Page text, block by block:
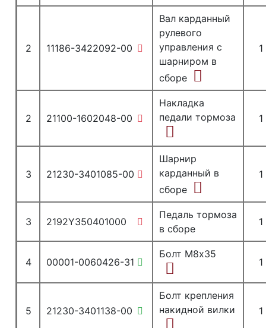
2 11186-3422092-00
Вал карданный
рулевого
управления с
шарниром в
сборе
1
2 21100-1602048-00
Накладка
педали тормоза
1
3 21230-3401085-00
Шарнир
карданный в
сборе
1
3 2192Y350401000
Педаль тормоза
в сборе
1
4 00001-0060426-31
Болт М8х35
1
5 21230-3401138-00
Болт крепления
накидной вилки
1